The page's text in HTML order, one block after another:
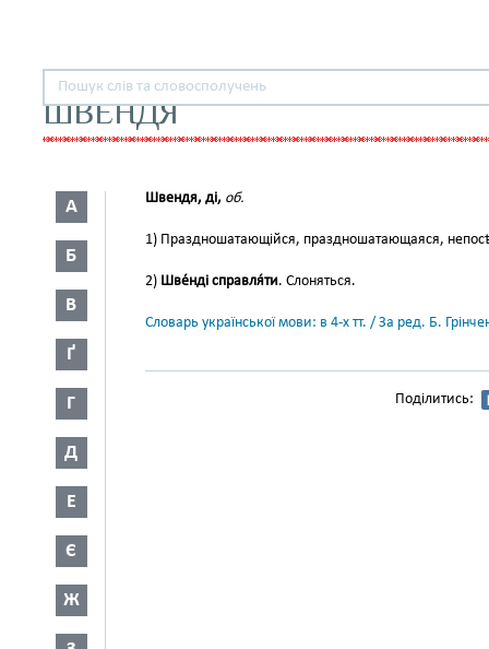
ШВЕНДЯ
А
Б
В
Ґ
Г
Д
Е
Є
Ж
Швендя, ді, об.
1) Праздношатающійся, праздношатающаяся,
2) Шве́нді справля́ти. Слоняться.
Словарь української мови: в 4-х тт. / За ред. Б.
Поділитись: